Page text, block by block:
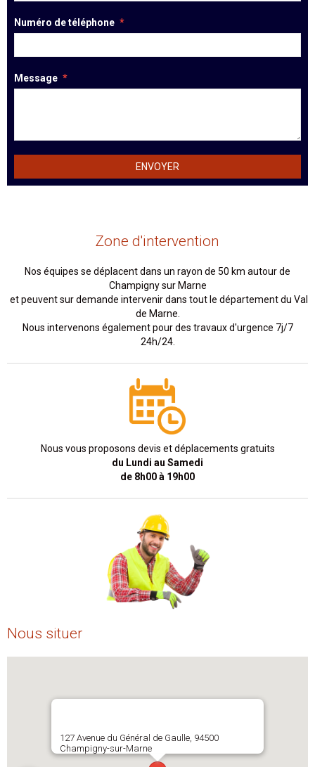
Numéro de téléphone
Message
Zone d'intervention
Nos équipes se déplacent dans un rayon de 50 km autour de
Champigny sur Marne
et peuvent sur demande intervenir dans tout le département du Val
de Marne.
Nous intervenons également pour des travaux d'urgence 7j/7
24h/24.
Nous vous proposons devis et déplacements gratuits
du Lundi au Samedi
de 8h00 à 19h00
Nous situer
127 Avenue du Général de Gaulle, 94500
Champigny-sur-Marne